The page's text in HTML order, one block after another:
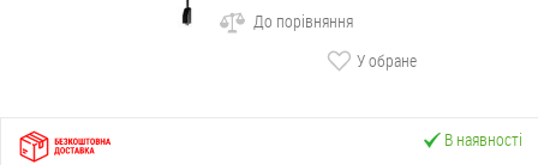
До порівняння
У обране
В наявності